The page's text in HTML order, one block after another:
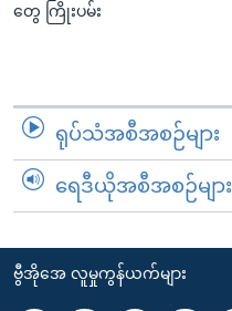
တွေ ကြိုးပမ်း
ရုပ်သံအစီအစဉ်များ
ရေဒီယိုအစီအစဉ်များ
ဗွီအိုအေ လူမှုကွန်ယက်များ